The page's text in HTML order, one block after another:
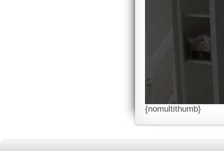
{nomultithumb}